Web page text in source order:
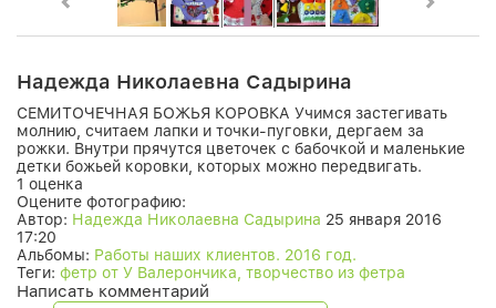
Надежда Николаевна Садырина
СЕМИТОЧЕЧНАЯ БОЖЬЯ КОРОВКА Учимся застегивать
молнию, считаем лапки и точки-пуговки, дергаем за
рожки. Внутри прячутся цветочек с бабочкой и маленькие
детки божьей коровки, которых можно передвигать.
1 оценка
Оцените фотографию:
Автор: Надежда Николаевна Садырина 25 января 2016
17:20
Альбомы: Работы наших клиентов. 2016 год.
Теги: фетр от У Валерончика, творчество из фетра
Написать комментарий